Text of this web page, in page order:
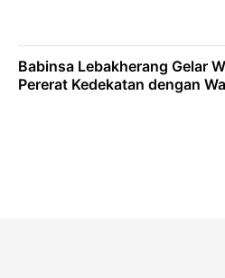
Babinsa Lebakherang Gelar
Pererat Kedekatan dengan